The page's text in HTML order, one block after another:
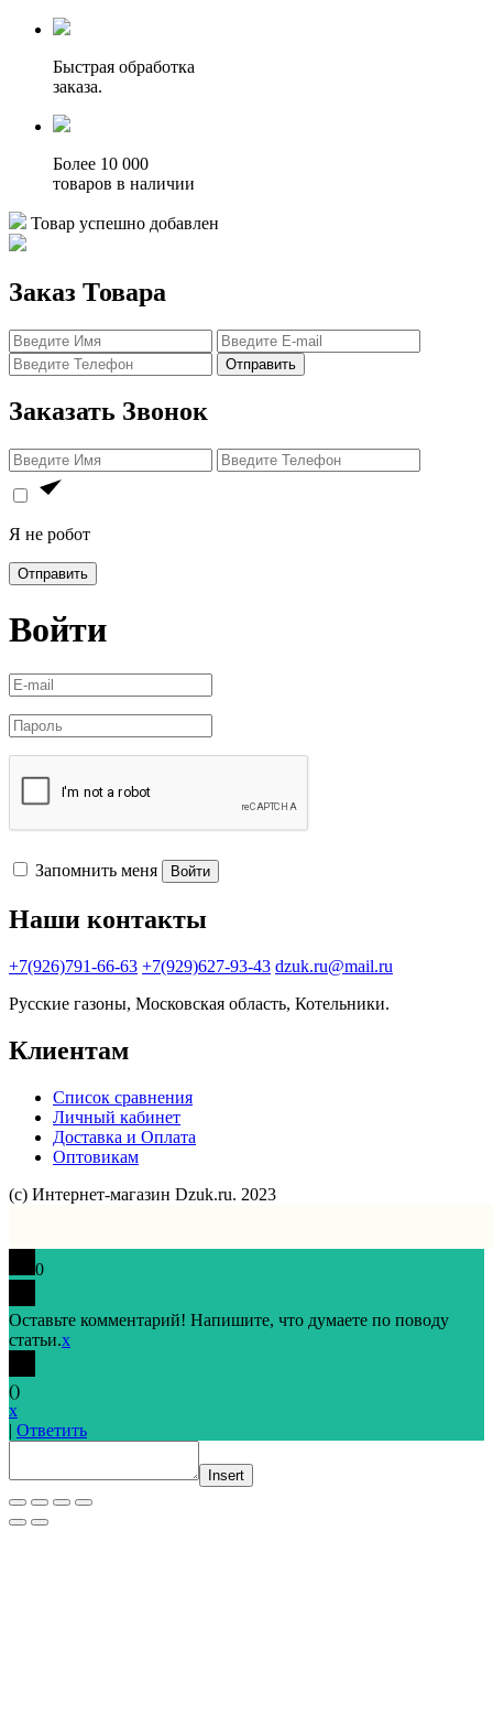
Быстрая обработка
заказа.
Более 10 000
товаров в наличии
Товар успешно добавлен
Заказ Товара
Отправить
Заказать Звонок
Я не робот
Отправить
Войти
Запомнить меня Войти
Наши контакты
+7(926)791-66-63 +7(929)627-93-43 dzuk.ru@mail.ru
Русские газоны, Московская область, Котельники.
Клиентам
Список сравнения
Личный кабинет
Доставка и Оплата
Оптовикам
(с) Интернет-магазин Dzuk.ru. 2023
0
Оставьте комментарий! Напишите, что думаете по поводу
статьи.x
()
x
| Ответить
Insert